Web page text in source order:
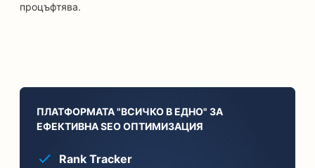
процъфтява.
ПЛАТФОРМАТА "ВСИЧКО В ЕДНО" ЗА
ЕФЕКТИВНА SEO ОПТИМИЗАЦИЯ
Rank Tracker